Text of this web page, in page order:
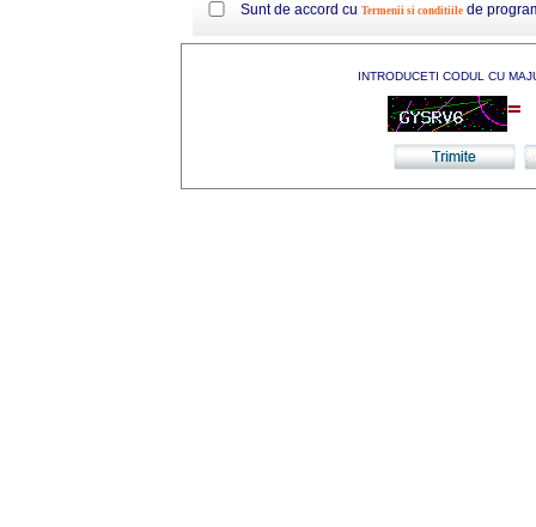
Sunt de accord cu Termenii si conditiile de
INTRODUCETI CODUL CU
=